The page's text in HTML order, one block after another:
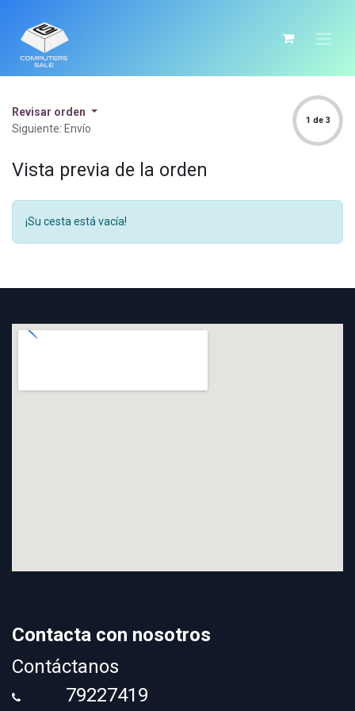
Revisar orden
Siguiente: Envío
1 de 3
Vista previa de la orden
¡Su cesta está vacía!
Contacta con nosotros
Contáctanos
79227419